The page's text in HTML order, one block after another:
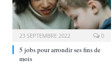
23 SEPTEMBRE 2022 0
5 jobs pour arrondir ses fins de
mois